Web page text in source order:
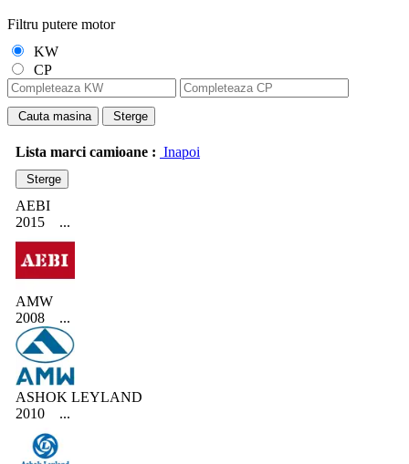
Filtru putere motor
KW
CP
Cauta masina Sterge
Lista marci camioane : Inapoi
Sterge
AEBI
2015
...
AMW
2008
...
ASHOK LEYLAND
2010
...